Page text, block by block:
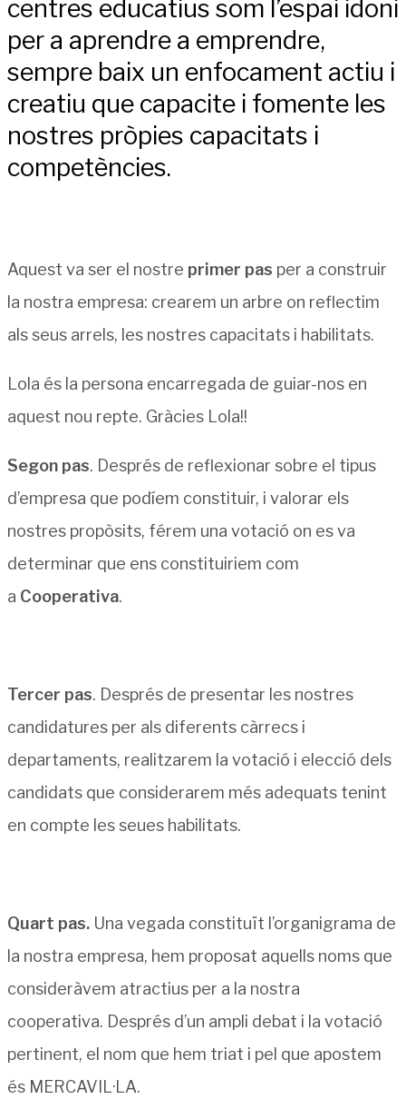
centres educatius som l’espai idoni
per a aprendre a emprendre,
sempre baix un enfocament actiu i
creatiu que capacite i fomente les
nostres pròpies capacitats i
competències.
Aquest va ser el nostre primer pas per a construir
la nostra empresa: crearem un arbre on reflectim
als seus arrels, les nostres capacitats i habilitats.
Lola és la persona encarregada de guiar-nos en
aquest nou repte. Gràcies Lola!!
Segon pas. Després de reflexionar sobre el tipus
d’empresa que podíem constituir, i valorar els
nostres propòsits, férem una votació on es va
determinar que ens constituiriem com
a Cooperativa.
Tercer pas. Després de presentar les nostres
candidatures per als diferents càrrecs i
departaments, realitzarem la votació i elecció dels
candidats que considerarem més adequats tenint
en compte les seues habilitats.
Quart pas. Una vegada constituït l’organigrama de
la nostra empresa, hem proposat aquells noms que
consideràvem atractius per a la nostra
cooperativa. Després d’un ampli debat i la votació
pertinent, el nom que hem triat i pel que apostem
és MERCAVIL·LA.